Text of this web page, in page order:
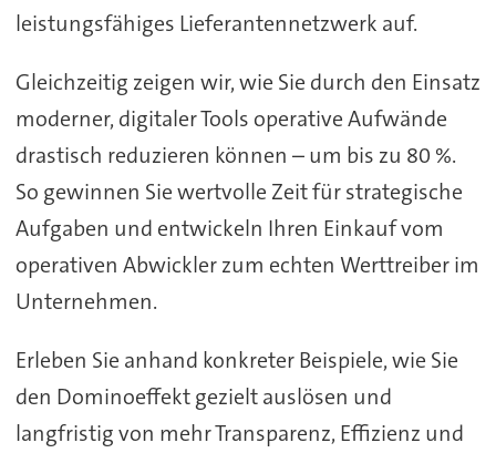
leistungsfähiges Lieferantennetzwerk auf.
Gleichzeitig zeigen wir, wie Sie durch den Einsatz
moderner, digitaler Tools operative Aufwände
drastisch reduzieren können – um bis zu 80 %.
So gewinnen Sie wertvolle Zeit für strategische
Aufgaben und entwickeln Ihren Einkauf vom
operativen Abwickler zum echten Werttreiber im
Unternehmen.
Erleben Sie anhand konkreter Beispiele, wie Sie
den Dominoeffekt gezielt auslösen und
langfristig von mehr Transparenz, Effizienz und